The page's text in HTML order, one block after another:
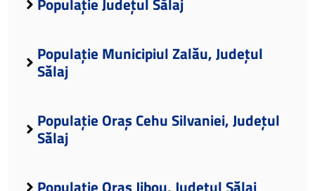
Populație Municipiul Zalău, Județul
Sălaj
Populație Oraș Cehu Silvaniei, Județul
Sălaj